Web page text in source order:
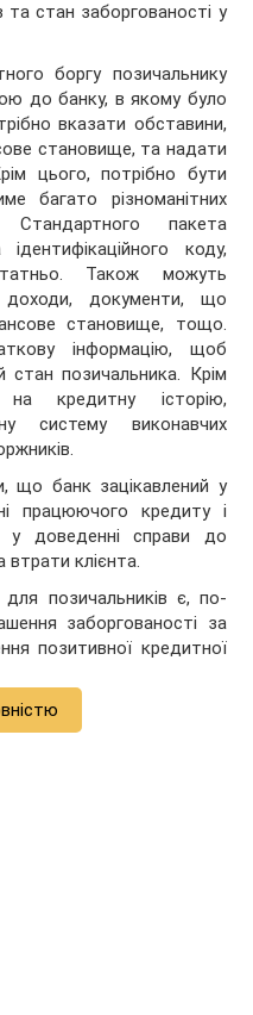
та стан заборгованості у
боргу позичальнику
до банку, в якому було
вказати обставини,
становище, та надати
цього, потрібно бути
багато різноманітних
пакета
коду,
Також можуть
доходи, документи, що
становище, тощо.
інформацію, щоб
стан позичальника. Крім
кредитну історію,
систему виконавчих
що банк зацікавлений у
працюючого кредиту і
у доведенні справи до
втрати клієнта.
для позичальників є, по-
заборгованості за
позитивної кредитної